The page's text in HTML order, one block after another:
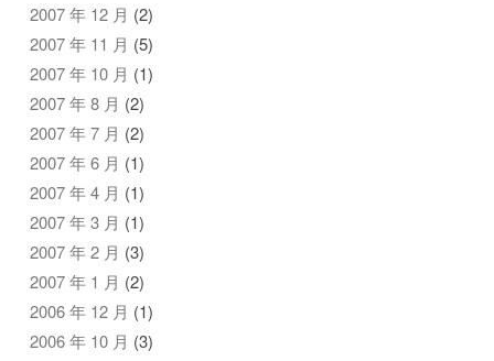
2007 年 12 月 (2)
2007 年 11 月 (5)
2007 年 10 月 (1)
2007 年 8 月 (2)
2007 年 7 月 (2)
2007 年 6 月 (1)
2007 年 4 月 (1)
2007 年 3 月 (1)
2007 年 2 月 (3)
2007 年 1 月 (2)
2006 年 12 月 (1)
2006 年 10 月 (3)